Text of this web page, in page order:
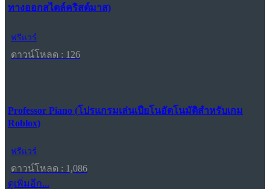
ทางออกสไตล์คริสต์มาส)
ฟรีแวร์
ดาวน์โหลด : 126
Professor Piano (โปรแกรมเล่นเปียโนอัตโนมัติสำหรับเกม
Roblox)
ฟรีแวร์
ดาวน์โหลด : 1,086
ดูเพิ่มอีก...